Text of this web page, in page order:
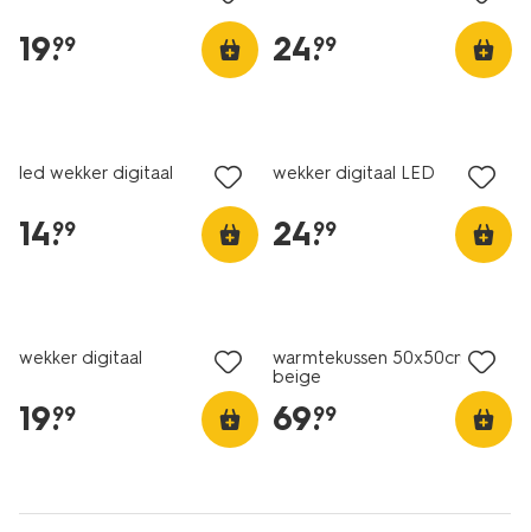
19.
99 24.
99
led wekker digitaal
14.
99
wekker digitaal LED
24.
99
wekker digitaal
19.
99
warmtekussen 50x50cm
beige
69.
99